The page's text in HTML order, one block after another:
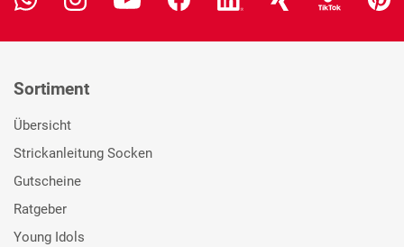
Sortiment
Übersicht
Strickanleitung Socken
Gutscheine
Ratgeber
Young Idols